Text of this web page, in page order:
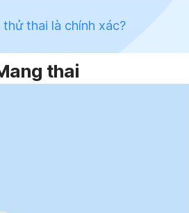
thai là chính xác?
thai